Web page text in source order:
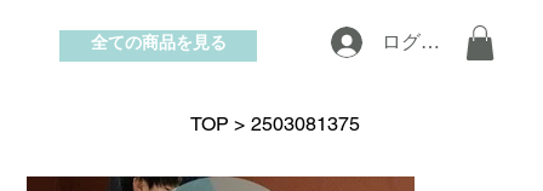
お問い合わせ
ログイン
全ての商品を見る
TOP > 2503081375